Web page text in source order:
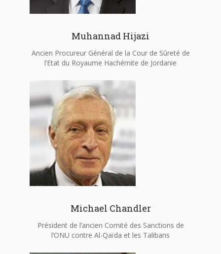
Muhannad Hijazi
Ancien Procureur Général de la Cour de Sûreté de
l’Etat du Royaume Hachémite de Jordanie
Michael Chandler
Président de l’ancien Comité des Sanctions de
l’ONU contre Al-Qaïda et les Talibans